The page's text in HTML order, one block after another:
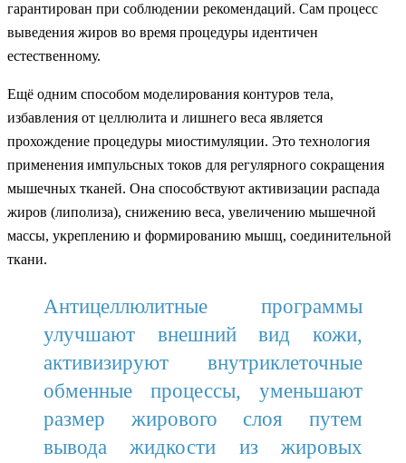
гарантирован при соблюдении рекомендаций. Сам процесс
выведения жиров во время процедуры идентичен
естественному.
Ещё одним способом моделирования контуров тела,
избавления от целлюлита и лишнего веса является
прохождение процедуры миостимуляции. Это технология
применения импульсных токов для регулярного сокращения
мышечных тканей. Она способствуют активизации распада
жиров (липолиза), снижению веса, увеличению мышечной
массы, укреплению и формированию мышц, соединительной
ткани.
Антицеллюлитные программы
улучшают внешний вид кожи,
активизируют внутриклеточные
обменные процессы, уменьшают
размер жирового слоя путем
вывода жидкости из жировых